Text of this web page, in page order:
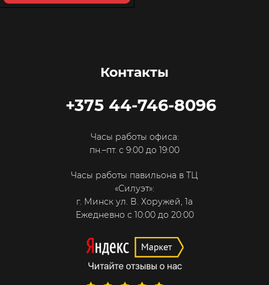
Контакты
+375 44-746-8096
Часы работы офиса:
пн.–пт. с 9:00 до 19:00
Часы работы павильона в ТЦ
«Силуэт»:
г. Минск ул. В. Хоружей, 1а
Ежедневно с 10:00 до 20:00